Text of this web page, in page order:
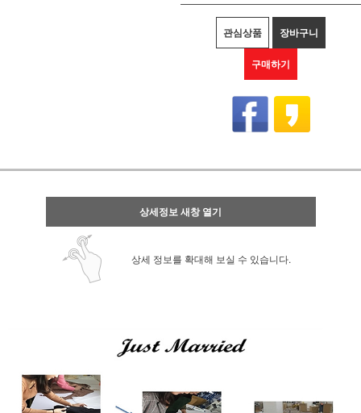
관심상품 장바구니
구매하기
상세정보 새창 열기
상세 정보를 확대해 보실 수 있습니다.